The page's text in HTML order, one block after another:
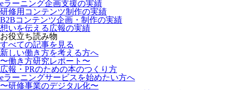
eラーニング企画支援の実績
研修用コンテンツ制作の実績
B2Bコンテンツ企画・制作の実績
想いを伝える広報の実績
お役立ち読み物
すべての記事を見る
新しい働き方を考える方へ
〜働き方研究レポート〜
広報・PRのための本のつくり方
eラーニングサービスを始めたい方へ
〜研修事業のデジタル化〜